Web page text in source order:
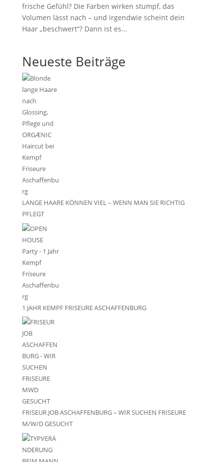
frische Gefühl? Die Farben wirken stumpf, das
Volumen lässt nach – und irgendwie scheint dein
Haar „beschwert“? Dann ist es...
Neueste Beiträge
LANGE HAARE KÖNNEN VIEL – WENN MAN SIE RICHTIG
PFLEGT
1 JAHR KEMPF FRISEURE ASCHAFFENBURG
FRISEUR JOB ASCHAFFENBURG – WIR SUCHEN FRISEURE
M/W/D GESUCHT